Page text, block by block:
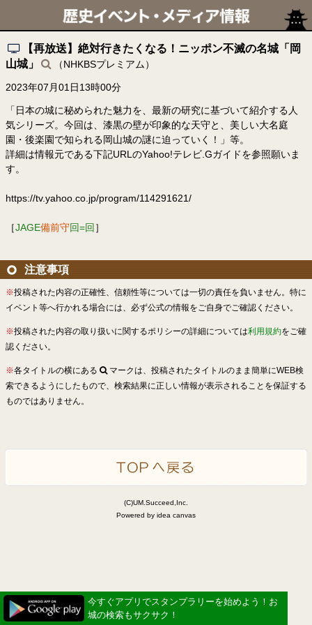
【再放送】絶対行きたくなる！ニッポン不滅の名城「岡
山城」
（NHKBSプレミアム）
2023年07月01日13時00分
「日本の城に秘められた魅力を、最新の研究に基づいて紹介する人
気シリーズ。今回は、漆黒の壁が印象的な天守と、美しい大名庭
園・後楽園で知られる岡山城の謎に迫っていく！」等。
詳細は情報元である下記URLのYahoo!テレビ.Gガイドを参照願いま
す。
https://tv.yahoo.co.jp/program/114291621/
［JAGE備前守回=回 ］
注意事項
※投稿された内容の正確性、信頼性等については一切の責任を負いません。特に
イベント等へ行かれる場合には、必ず公式の情報をご自身でご確認ください。
※投稿された内容の取り扱いに関するポリシーの詳細については利用規約をご確
認ください。
※各タイトルの横にある
マークは、投稿されたタイトルのまま簡単にWEB検
索できるようにしたもので、検索結果に正しい情報が表示されることを保証する
ものではありません。
(C)UM.Succeed,Inc.
Powered by idea canvas
今すぐアプリでスタンプラリーを始めよう！お
城の検索もサクサク！